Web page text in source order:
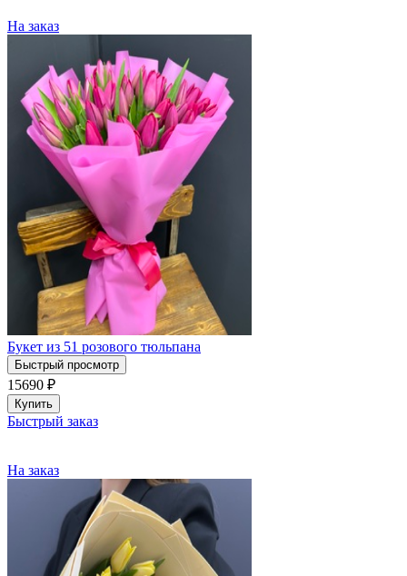
На заказ
Букет из 51 розового тюльпана
Быстрый просмотр
15690 ₽
Купить
Быстрый заказ
На заказ